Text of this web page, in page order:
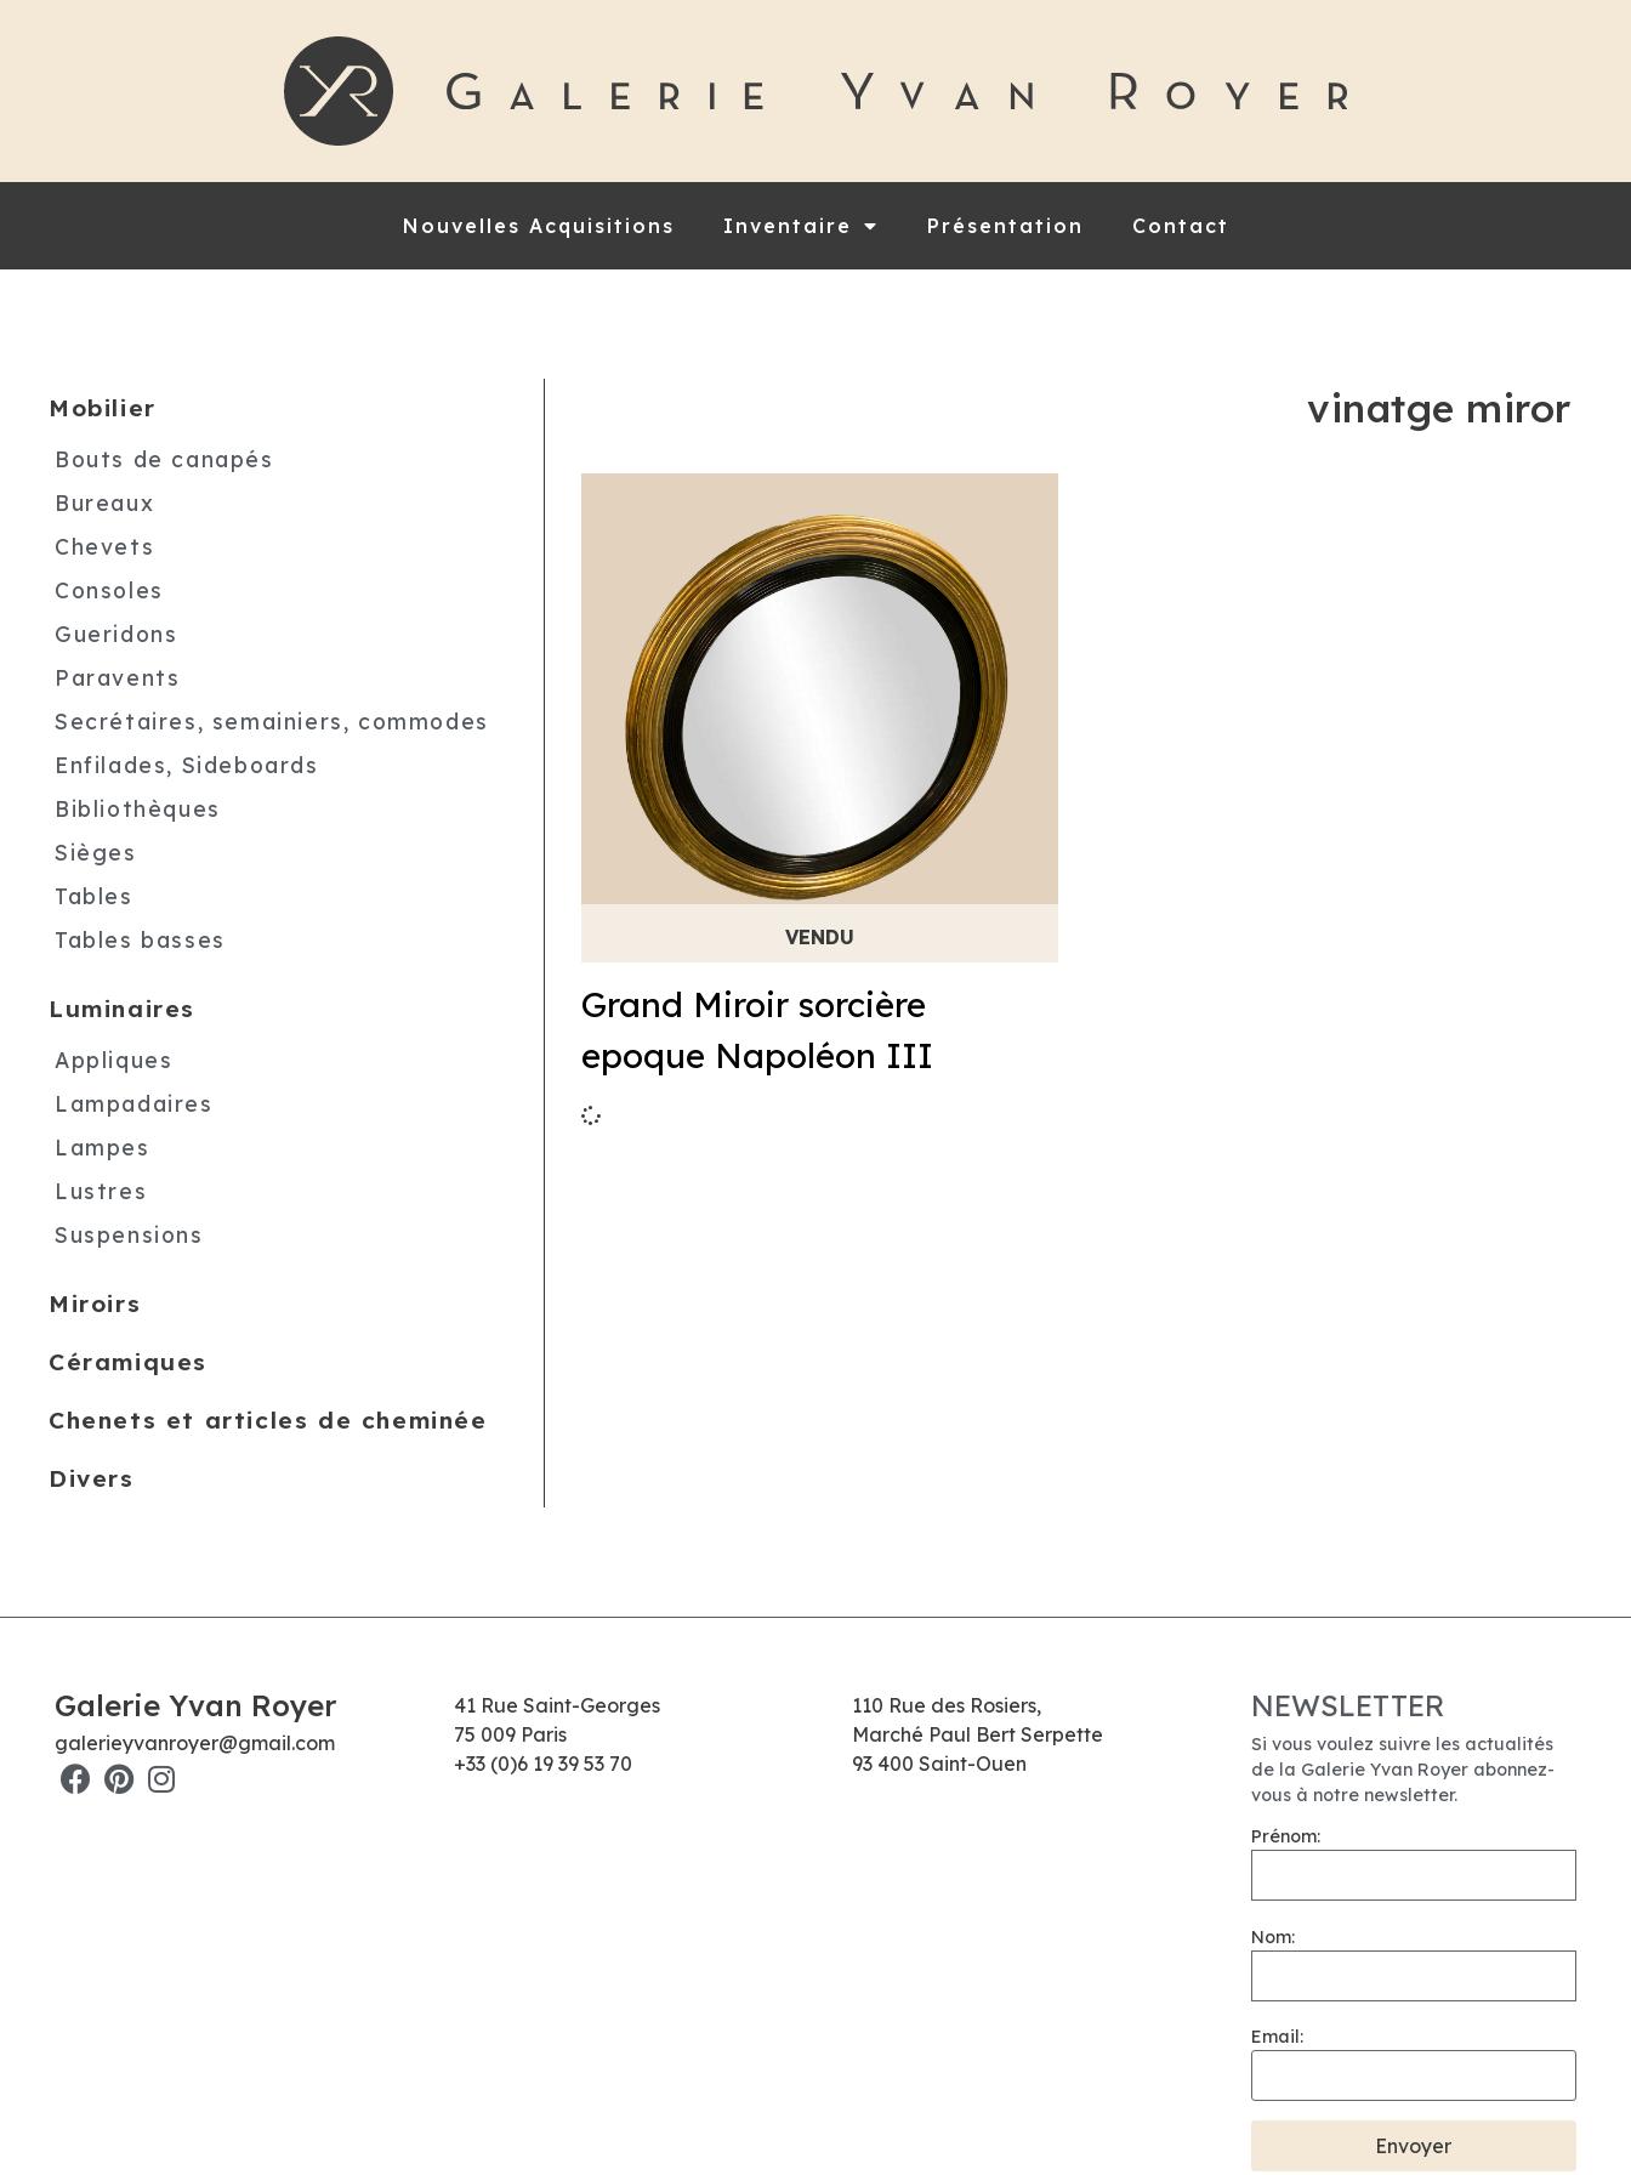
Nouvelles Acquisitions Inventaire Présentation Contact
Mobilier
Bouts de canapés
Bureaux
Chevets
Consoles
Gueridons
Paravents
Secrétaires, semainiers, commodes
Enfilades, Sideboards
Bibliothèques
Sièges
Tables
Tables basses
Luminaires
Appliques
Lampadaires
Lampes
Lustres
Suspensions
Miroirs
Céramiques
Chenets et articles de cheminée
Divers
vinatge miror
Grand Miroir sorcière
epoque Napoléon III
Galerie Yvan Royer
galerieyvanroyer@gmail.com
41 Rue Saint-Georges
75 009 Paris
+33 (0)6 19 39 53 70
110 Rue des Rosiers,
Marché Paul Bert Serpette
93 400 Saint-Ouen
NEWSLETTER
Si vous voulez suivre les actualités
de la Galerie Yvan Royer abonnez-
vous à notre newsletter.
Prénom:
Nom:
Email: